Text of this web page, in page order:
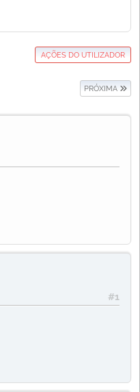
AÇÕES DO UTILIZADOR
PRÓXIMA
#1